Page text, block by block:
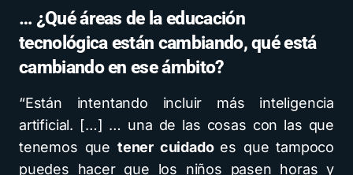
… ¿Qué áreas de la educación
tecnológica están cambiando, qué está
cambiando en ese ámbito?
“Están intentando incluir más inteligencia
artificial. […] … una de las cosas con las que
tenemos que tener cuidado es que tampoco
puedes hacer que los niños pasen horas y